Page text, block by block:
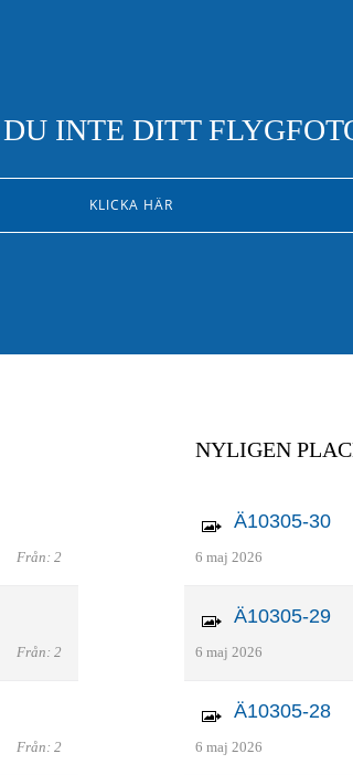
INTE DITT
KLICKA HÄR
Från: 2
Från: 2
Från: 2
NYLIGEN
Ä10305-30
6 maj 2026
Ä10305-29
6 maj 2026
Ä10305-28
6 maj 2026